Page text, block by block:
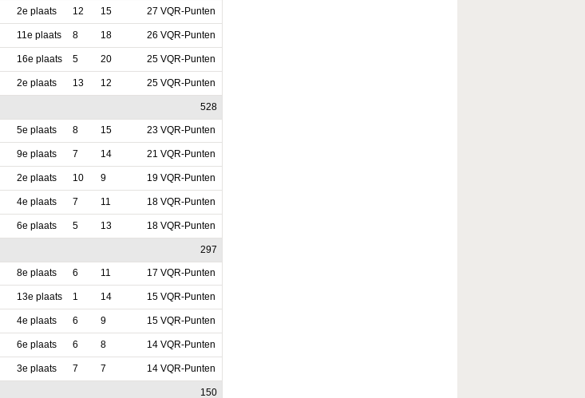
2e plaats 12 15 27 VQR-Punten
11e plaats 8 18 26 VQR-Punten
16e plaats 5 20 25 VQR-Punten
2e plaats 13 12 25 VQR-Punten
528
5e plaats 8 15 23 VQR-Punten
9e plaats 7 14 21 VQR-Punten
2e plaats 10 9 19 VQR-Punten
4e plaats 7 11 18 VQR-Punten
6e plaats 5 13 18 VQR-Punten
297
8e plaats 6 11 17 VQR-Punten
13e plaats 1 14 15 VQR-Punten
4e plaats 6 9 15 VQR-Punten
6e plaats 6 8 14 VQR-Punten
3e plaats 7 7 14 VQR-Punten
150